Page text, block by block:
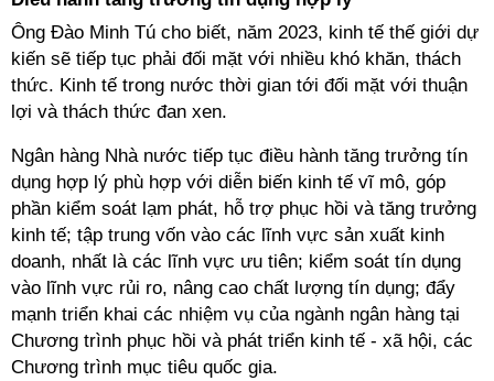
Ông Đào Minh Tú cho biết, năm 2023, kinh tế thế giới dự
kiến sẽ tiếp tục phải đối mặt với nhiều khó khăn, thách
thức. Kinh tế trong nước thời gian tới đối mặt với thuận
lợi và thách thức đan xen.
Ngân hàng Nhà nước tiếp tục điều hành tăng trưởng tín
dụng hợp lý phù hợp với diễn biến kinh tế vĩ mô, góp
phần kiểm soát lạm phát, hỗ trợ phục hồi và tăng trưởng
kinh tế; tập trung vốn vào các lĩnh vực sản xuất kinh
doanh, nhất là các lĩnh vực ưu tiên; kiểm soát tín dụng
vào lĩnh vực rủi ro, nâng cao chất lượng tín dụng; đẩy
mạnh triển khai các nhiệm vụ của ngành ngân hàng tại
Chương trình phục hồi và phát triển kinh tế - xã hội, các
Chương trình mục tiêu quốc gia.